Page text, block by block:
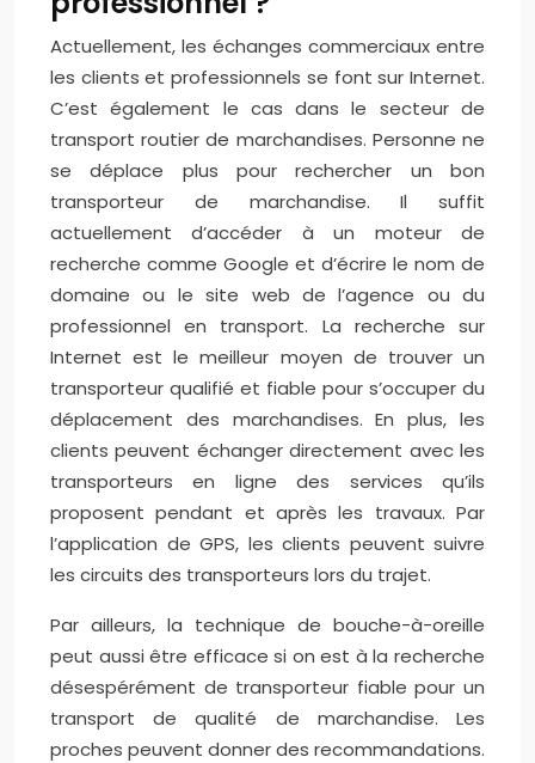
Actuellement, les échanges commerciaux entre
les clients et professionnels se font sur Internet.
C’est également le cas dans le secteur de
transport routier de marchandises. Personne ne
se déplace plus pour rechercher un bon
transporteur de marchandise. Il suffit
actuellement d’accéder à un moteur de
recherche comme Google et d’écrire le nom de
domaine ou le site web de l’agence ou du
professionnel en transport. La recherche sur
Internet est le meilleur moyen de trouver un
transporteur qualifié et fiable pour s’occuper du
déplacement des marchandises. En plus, les
clients peuvent échanger directement avec les
transporteurs en ligne des services qu’ils
proposent pendant et après les travaux. Par
l’application de GPS, les clients peuvent suivre
les circuits des transporteurs lors du trajet.
Par ailleurs, la technique de bouche-à-oreille
peut aussi être efficace si on est à la recherche
désespérément de transporteur fiable pour un
transport de qualité de marchandise. Les
proches peuvent donner des recommandations.